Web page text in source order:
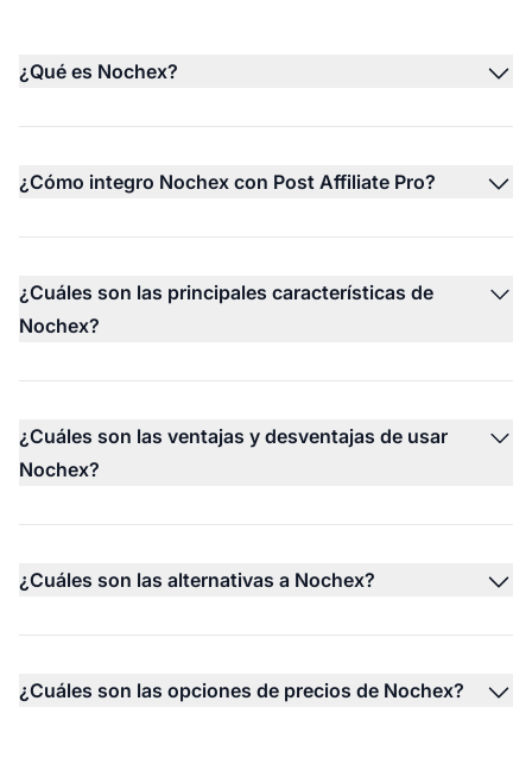
¿Qué es Nochex?
¿Cómo integro Nochex con Post Affiliate Pro?
¿Cuáles son las principales características de
Nochex?
¿Cuáles son las ventajas y desventajas de usar
Nochex?
¿Cuáles son las alternativas a Nochex?
¿Cuáles son las opciones de precios de Nochex?